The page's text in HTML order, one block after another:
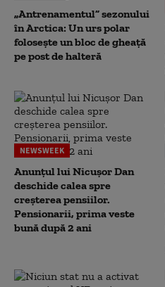
„Antrenamentul” sezonului
în Arctica: Un urs polar
folosește un bloc de gheață
pe post de halteră
NEWSWEEK
Anunțul lui Nicușor Dan
deschide calea spre
creșterea pensiilor.
Pensionarii, prima veste
bună după 2 ani